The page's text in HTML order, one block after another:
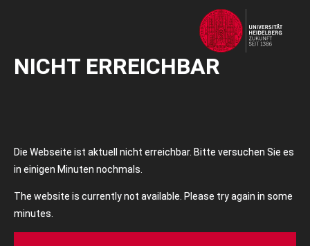
NICHT ERREICHBAR
Die Webseite ist aktuell nicht erreichbar. Bitte versuchen Sie es
in einigen Minuten nochmals.
The website is currently not available. Please try again in some
minutes.